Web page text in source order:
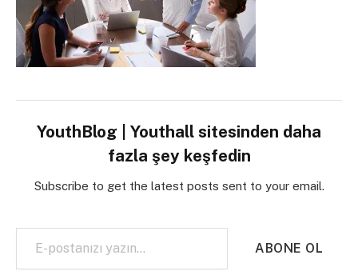
YouthBlog | Youthall sitesinden daha
fazla şey keşfedin
Subscribe to get the latest posts sent to your email.
E-postanızı yazın…
ABONE OL